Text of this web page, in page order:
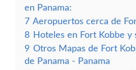
en Panama:
7 Aeropuertos cerca de
8 Hoteles en Fort Kobbe y
9 Otros Mapas de Fort
de Panama - Panama